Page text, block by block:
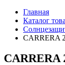
Главная
Каталог
CARRERA
CARRERA